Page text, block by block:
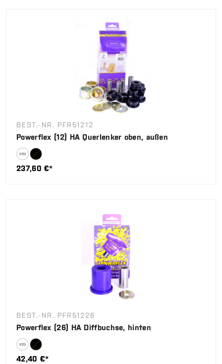
BEST.-NR. PFR51212
Powerflex (12) HA Querlenker oben, außen
237,60 €*
BEST.-NR. PFR51226
Powerflex (26) HA Diffbuchse, hinten
42,40 €*